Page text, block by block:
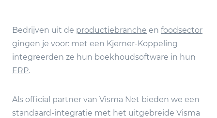
Bedrijven uit de productiebranche en foodsector
gingen je voor: met een Kjerner-Koppeling
integreerden ze hun boekhoudsoftware in hun
ERP.
Als official partner van Visma Net bieden we een
standaard-integratie met het uitgebreide Visma